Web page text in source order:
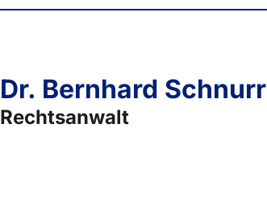
Dr. Bernhard Schnurr
Rechtsanwalt